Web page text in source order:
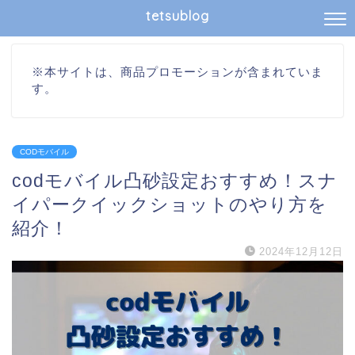
tetsublog
※本サイトは、商品プロモーションが含まれていま
す。
CODモバイル
codモバイル凸砂設定おすすめ！スナ
イパークイックショットのやり方を
紹介！
2024年12月12日